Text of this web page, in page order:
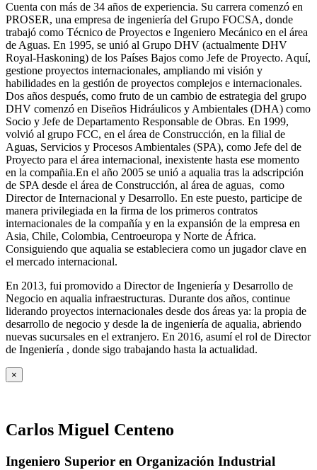
Cuenta con más de 34 años de experiencia. Su carrera comenzó en
PROSER, una empresa de ingeniería del Grupo FOCSA, donde
trabajó como Técnico de Proyectos e Ingeniero Mecánico en el área
de Aguas. En 1995, se unió al Grupo DHV (actualmente DHV
Royal-Haskoning) de los Países Bajos como Jefe de Proyecto. Aquí,
gestione proyectos internacionales, ampliando mi visión y
habilidades en la gestión de proyectos complejos e internacionales.
Dos años después, como fruto de un cambio de estrategia del grupo
DHV comenzó en Diseños Hidráulicos y Ambientales (DHA) como
Socio y Jefe de Departamento Responsable de Obras. En 1999,
volvió al grupo FCC, en el área de Construcción, en la filial de
Aguas, Servicios y Procesos Ambientales (SPA), como Jefe del de
Proyecto para el área internacional, inexistente hasta ese momento
en la compañia.En el año 2005 se unió a aqualia tras la adscripción
de SPA desde el área de Construcción, al área de aguas, como
Director de Internacional y Desarrollo. En este puesto, participe de
manera privilegiada en la firma de los primeros contratos
internacionales de la compañía y en la expansión de la empresa en
Asia, Chile, Colombia, Centroeuropa y Norte de África.
Consiguiendo que aqualia se estableciera como un jugador clave en
el mercado internacional.
En 2013, fui promovido a Director de Ingeniería y Desarrollo de
Negocio en aqualia infraestructuras. Durante dos años, continue
liderando proyectos internacionales desde dos áreas ya: la propia de
desarrollo de negocio y desde la de ingeniería de aqualia, abriendo
nuevas sucursales en el extranjero. En 2016, asumí el rol de Director
de Ingeniería , donde sigo trabajando hasta la actualidad.
×
Carlos Miguel Centeno
Ingeniero Superior en Organización Industrial